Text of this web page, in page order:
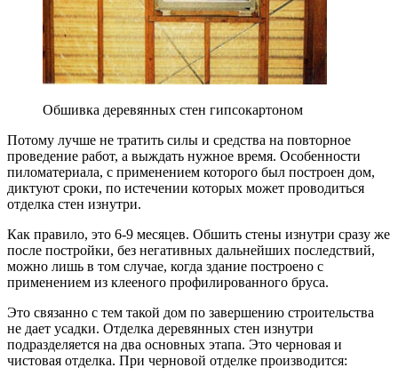
Обшивка деревянных стен гипсокартоном
Потому лучше не тратить силы и средства на повторное
проведение работ, а выждать нужное время. Особенности
пиломатериала, с применением которого был построен дом,
диктуют сроки, по истечении которых может проводиться
отделка стен изнутри.
Как правило, это 6-9 месяцев. Обшить стены изнутри сразу же
после постройки, без негативных дальнейших последствий,
можно лишь в том случае, когда здание построено с
применением из клееного профилированного бруса.
Это связанно с тем такой дом по завершению строительства
не дает усадки. Отделка деревянных стен изнутри
подразделяется на два основных этапа. Это черновая и
чистовая отделка. При черновой отделке производится: